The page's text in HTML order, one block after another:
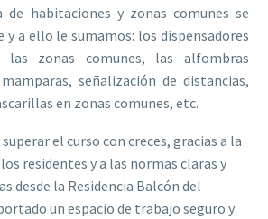
de habitaciones y zonas comunes se
a ello le sumamos: los dispensadores
zonas comunes, las alfombras
señalización de distancias,
en zonas comunes, etc.
el curso con creces, gracias a la
residentes y a las normas claras y
desde la Residencia Balcón del
un espacio de trabajo seguro y